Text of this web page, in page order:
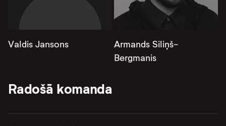
Valdis Jansons
Armands Siliņš-
Bergmanis
Radošā komanda